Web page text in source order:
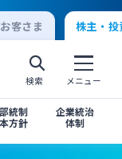
客さま 株主・
検索 メニュー
統制
方針
企業統治
体制